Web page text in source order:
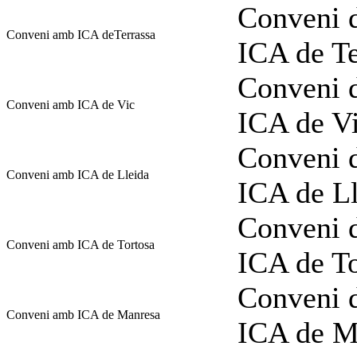
Conveni amb ICA deTerrassa
Conveni
ICA de
Conveni amb ICA de Vic
Conveni
ICA de
Conveni amb ICA de Lleida
Conveni
ICA de
Conveni amb ICA de Tortosa
Conveni
ICA de
Conveni amb ICA de Manresa
Conveni
ICA de